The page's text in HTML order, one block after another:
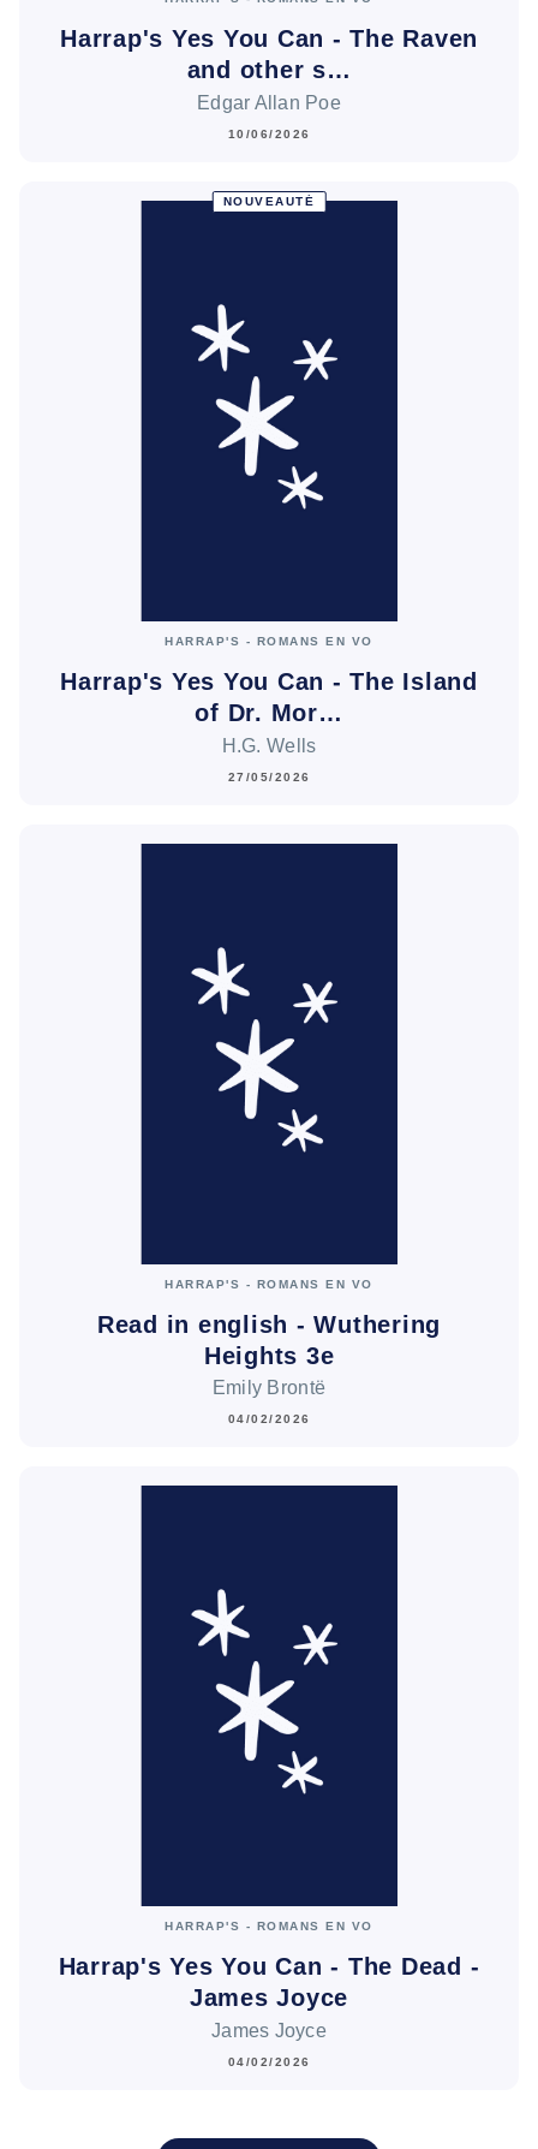
Harrap's Yes You Can - The Raven
and other s…
Edgar Allan Poe
10/06/2026
NOUVEAUTÉ
HARRAP'S - ROMANS EN VO
Harrap's Yes You Can - The Island
of Dr. Mor…
H.G. Wells
27/05/2026
HARRAP'S - ROMANS EN VO
Read in english - Wuthering
Heights 3e
Emily Brontë
04/02/2026
HARRAP'S - ROMANS EN VO
Harrap's Yes You Can - The Dead -
James Joyce
James Joyce
04/02/2026